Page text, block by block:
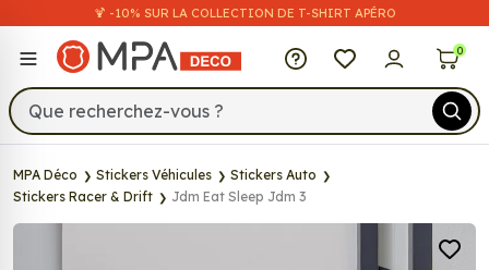
🍹 -10% SUR LA COLLECTION DE T-SHIRT APÉRO
MPA Déco 0
MPA Déco Stickers Véhicules
Stickers Auto
Stickers Racer & Drift
Jdm Eat Sleep Jdm 3